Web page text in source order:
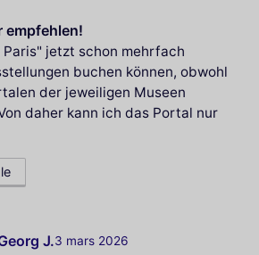
empfehlen!
Paris" jetzt schon mehrfach
buchen können, obwohl
der jeweiligen Museen
daher kann ich das Portal nur
J.3 mars 2026